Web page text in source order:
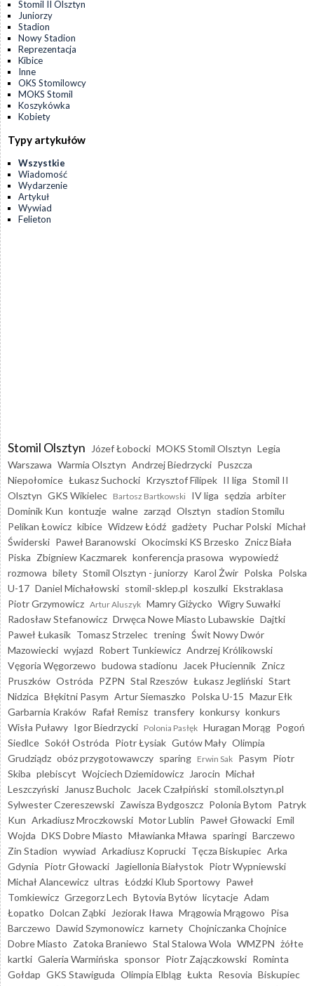
Stomil II Olsztyn
Juniorzy
Stadion
Nowy Stadion
Reprezentacja
Kibice
Inne
OKS Stomilowcy
MOKS Stomil
Koszykówka
Kobiety
Typy artykułów
Wszystkie
Wiadomość
Wydarzenie
Artykuł
Wywiad
Felieton
Stomil Olsztyn Józef Łobocki MOKS Stomil Olsztyn Legia
Warszawa Warmia Olsztyn Andrzej Biedrzycki Puszcza
Niepołomice Łukasz Suchocki Krzysztof Filipek II liga Stomil II
Olsztyn GKS Wikielec Bartosz Bartkowski IV liga sędzia arbiter
Dominik Kun kontuzje walne zarząd Olsztyn stadion Stomilu
Pelikan Łowicz kibice Widzew Łódź gadżety Puchar Polski Michał
Świderski Paweł Baranowski Okocimski KS Brzesko Znicz Biała
Piska Zbigniew Kaczmarek konferencja prasowa wypowiedź
rozmowa bilety Stomil Olsztyn - juniorzy Karol Żwir Polska Polska
U-17 Daniel Michałowski stomil-sklep.pl koszulki Ekstraklasa
Piotr Grzymowicz Artur Aluszyk Mamry Giżycko Wigry Suwałki
Radosław Stefanowicz Drwęca Nowe Miasto Lubawskie Dajtki
Paweł Łukasik Tomasz Strzelec trening Świt Nowy Dwór
Mazowiecki wyjazd Robert Tunkiewicz Andrzej Królikowski
Vęgoria Węgorzewo budowa stadionu Jacek Płuciennik Znicz
Pruszków Ostróda PZPN Stal Rzeszów Łukasz Jegliński Start
Nidzica Błękitni Pasym Artur Siemaszko Polska U-15 Mazur Ełk
Garbarnia Kraków Rafał Remisz transfery konkursy konkurs
Wisła Puławy Igor Biedrzycki Polonia Pasłęk Huragan Morąg Pogoń
Siedlce Sokół Ostróda Piotr Łysiak Gutów Mały Olimpia
Grudziądz obóz przygotowawczy sparing Erwin Sak Pasym Piotr
Skiba plebiscyt Wojciech Dziemidowicz Jarocin Michał
Leszczyński
Janusz Bucholc Jacek Czałpiński stomil.olsztyn.pl
Sylwester Czereszewski Zawisza Bydgoszcz Polonia Bytom Patryk
Kun Arkadiusz Mroczkowski Motor Lublin Paweł Głowacki Emil
Wojda DKS Dobre Miasto Mławianka Mława sparingi Barczewo
Zin Stadion wywiad Arkadiusz Koprucki Tęcza Biskupiec Arka
Gdynia Piotr Głowacki Jagiellonia Białystok Piotr Wypniewski
Michał Alancewicz ultras Łódzki Klub Sportowy Paweł
Tomkiewicz Grzegorz Lech Bytovia Bytów licytacje Adam
Łopatko Dolcan Ząbki Jeziorak Iława Mrągowia Mrągowo Pisa
Barczewo Dawid Szymonowicz karnety Chojniczanka Chojnice
Dobre Miasto Zatoka Braniewo Stal Stalowa Wola WMZPN żółte
kartki Galeria Warmińska sponsor Piotr Zajączkowski Rominta
Gołdap GKS Stawiguda Olimpia Elbląg Łukta Resovia Biskupiec